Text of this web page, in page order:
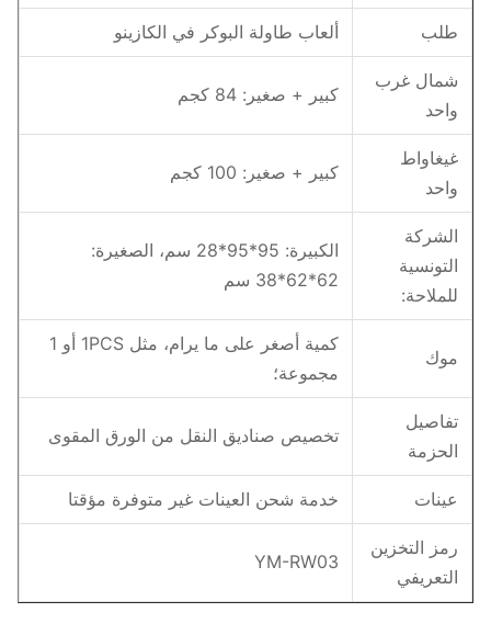
طلب ألعاب طاولة البوكر في الكازينو
شمال غرب
واحد
كبير + صغير: 84 كجم
غيغاواط
واحد
كبير + صغير: 100 كجم
الشركة
التونسية
للملاحة:
الكبيرة: 95*95*28 سم، الصغيرة:
62*62*38 سم
موك
كمية أصغر على ما يرام، مثل 1PCS أو 1
مجموعة؛
تفاصيل
الحزمة
تخصيص صناديق النقل من الورق المقوى
عينات خدمة شحن العينات غير متوفرة مؤقتا
رمز التخزين
التعريفي
YM-RW03